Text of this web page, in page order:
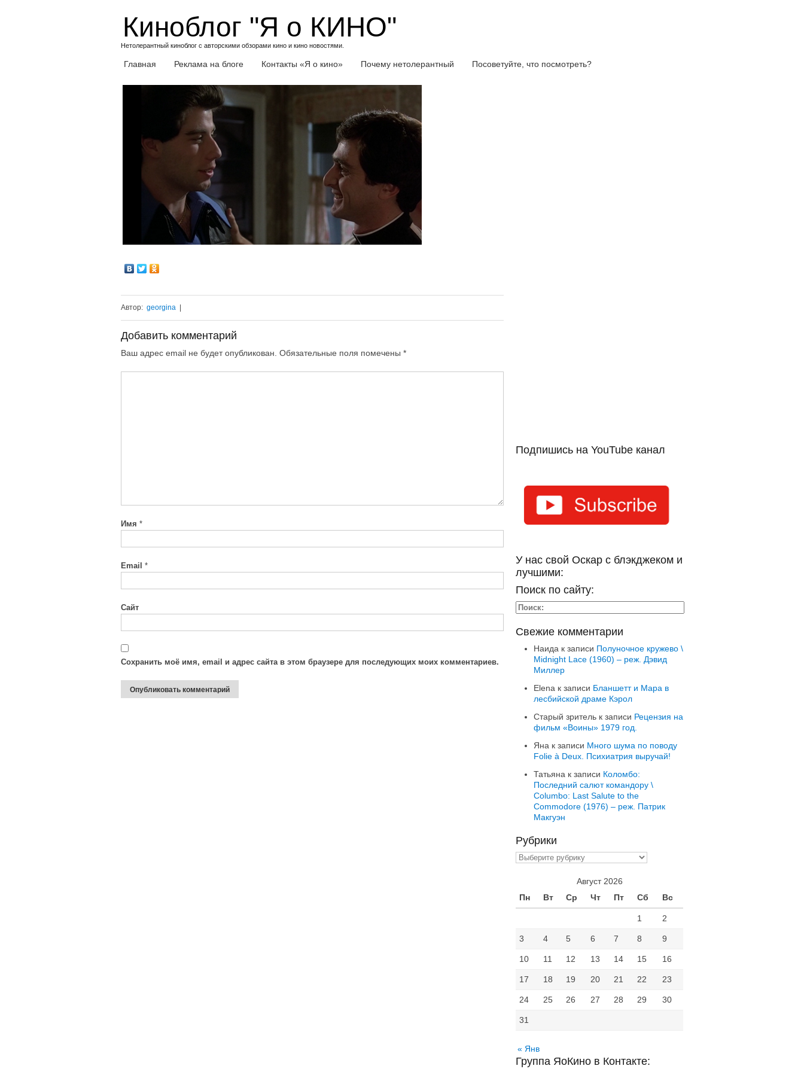
Киноблог "Я о КИНО"
Нетолерантный киноблог с авторскими обзорами кино и кино новостями.
Главная Реклама на блоге Контакты «Я о кино» Почему нетолерантный Посоветуйте, что посмотреть?
Автор: georgina
Добавить комментарий
Ваш адрес email не будет опубликован. Обязательные поля помечены *
Имя *
Email *
Сайт
Сохранить моё имя, email и адрес сайта в этом браузере для последующих моих комментариев.
Подпишись на YouTube канал
У нас свой Оскар с блэкджеком и
лучшими:
Поиск по сайту:
Свежие комментарии
Наида к записи Полуночное кружево \
Midnight Lace (1960) – реж. Дэвид
Миллер
Elena к записи Бланшетт и Мара в
лесбийской драме Кэрол
Старый зритель к записи Рецензия на
фильм «Воины» 1979 год.
Яна к записи Много шума по поводу
Folie à Deux. Психиатрия выручай!
Татьяна к записи Коломбо:
Последний салют командору \
Columbo: Last Salute to the
Commodore (1976) – реж. Патрик
Макгуэн
Рубрики
Рубрики
Август 2026
Пн
Вт Ср Чт Пт Сб Вс
1 2
3 4 5 6 7 8 9
10 11 12 13 14 15 16
17 18 19 20 21 22 23
24 25 26 27 28 29 30
31
« Янв
Группа ЯоКино в Контакте: